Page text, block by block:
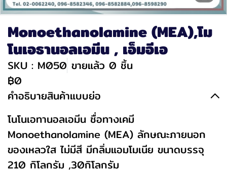
Monoethanolamine (MEA),โม
โนเอธานอลเอมีน , เอ็มอีเอ
SKU : M050 ขายแล้ว 0 ชิ้น
฿0
คำอธิบายสินค้าแบบย่อ
โนโนเอทานอลเอมีน ชื่อทางเคมี
Monoethanolamine (MEA) ลักษณะภายนอก
ของเหลวใส ไม่มีสี มีกลิ่มแอมโมเนีย ขนาดบรรจุ
210 กิโลกรัม ,30กิโลกรัม